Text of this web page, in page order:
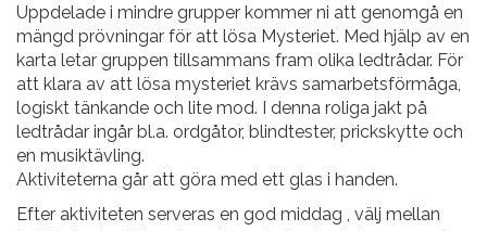
Uppdelade i mindre grupper kommer ni att genomgå en
mängd prövningar för att lösa Mysteriet. Med hjälp av en
karta letar gruppen tillsammans fram olika ledtrådar. För
att klara av att lösa mysteriet krävs samarbetsförmåga,
logiskt tänkande och lite mod. I denna roliga jakt på
ledtrådar ingår bl.a. ordgåtor, blindtester, prickskytte och
en musiktävling.
Aktiviteterna går att göra med ett glas i handen.
Efter aktiviteten serveras en god middag , välj mellan